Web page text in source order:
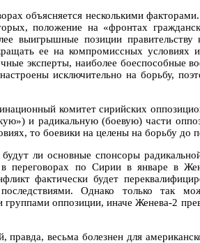
объясняется несколькими
положение на «фронтах
выигрышные позиции
ее на компромиссных
эксперты, наиболее боеспособные
исключительно на борьбу,
комитет сирийских
и радикальную (боевую) части
то боевики на целены на борьбу до
ли основные спонсоры
переговорах по Сирии в январе в
фактически будет
Однако только так
группами оппозиции, иначе Женева-2
весьма болезнен для